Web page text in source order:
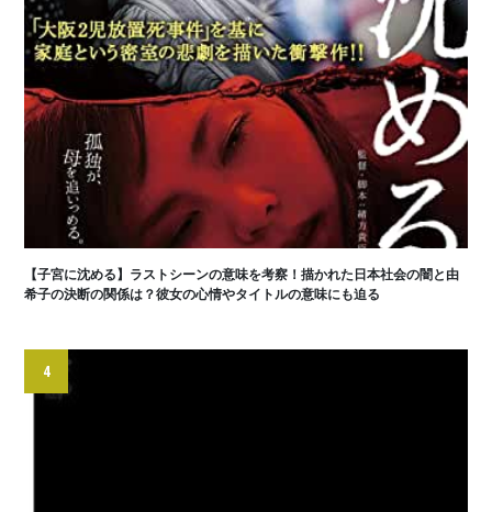
【子宮に沈める】ラストシーンの意味を考察！描かれた日本社会の闇と由
希子の決断の関係は？彼女の心情やタイトルの意味にも迫る
4